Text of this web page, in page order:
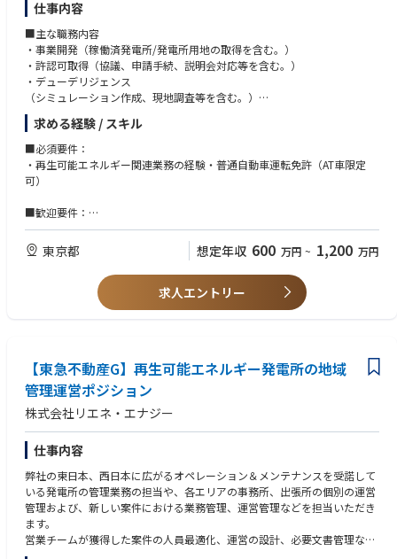
・石川県宝達志水町【電気工事士】
仕事内容
■主な職務内容
・事業開発（稼働済発電所/発電所用地の取得を含む。）
・許認可取得（協議、申請手続、説明会対応等を含む。）
・デューデリジェンス
（シミュレーション作成、現地調査等を含む。）
・契約交渉、ドキュメンテーション作成
・プロジェクトマネジメント
・その他開発に関連する一連の業務
など
求める経験 / スキル
■必須要件：
・再生可能エネルギー関連業務の経験・普通自動車運転免許（AT車限定
可）
■歓迎要件：
・事業用地取得の経験がある方
・電力会社、EPC、デベロッパーなどの経験がある方
・太陽光発電の電源開発に関する実務経験がある方
・プロジェクトマネージャーとしての実務経験がある方
東京都 想定年収 600 万円 ~ 1,200 万円
求人エントリー
【東急不動産G】再生可能エネルギー発電所の地域
管理運営ポジション
株式会社リエネ・エナジー
仕事内容
弊社の東日本、西日本に広がるオペレーション＆メンテナンスを受諾して
いる発電所の管理業務の担当や、各エリアの事務所、出張所の個別の運営
管理および、新しい案件における業務管理、運営管理などを担当いただき
ます。
営業チームが獲得した案件の人員最適化、運営の設計、必要文書管理など
になります。